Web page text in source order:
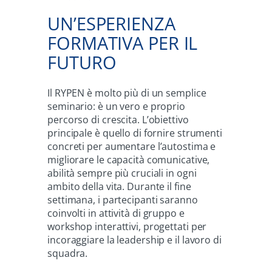
UN’ESPERIENZA
FORMATIVA PER IL
FUTURO
Il RYPEN è molto più di un semplice
seminario: è un vero e proprio
percorso di crescita. L’obiettivo
principale è quello di fornire strumenti
concreti per aumentare l’autostima e
migliorare le capacità comunicative,
abilità sempre più cruciali in ogni
ambito della vita. Durante il fine
settimana, i partecipanti saranno
coinvolti in attività di gruppo e
workshop interattivi, progettati per
incoraggiare la leadership e il lavoro di
squadra.